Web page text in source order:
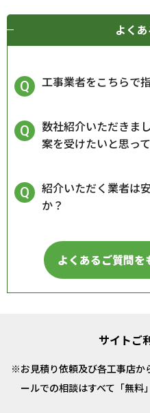
よく
工事業者をこちらで
数社紹介いただきま
案を受けたいと思って
紹介いただく業者は
か？
よくあるご質問を
サイトご
お見積り依頼及び各工事店
ールでの相談はすべて「無料